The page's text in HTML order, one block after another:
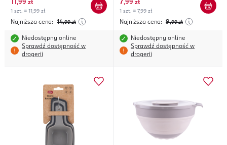
,99 zł
1 szt. = 11,99 zł
Najniższa cena: 14,99 zł
Niedostępny online
Sprawdź dostępność w
drogerii
7,99 zł
1 szt. = 7,99 zł
Najniższa cena: 9,99 zł
Niedostępny online
Sprawdź dostępność w
drogerii